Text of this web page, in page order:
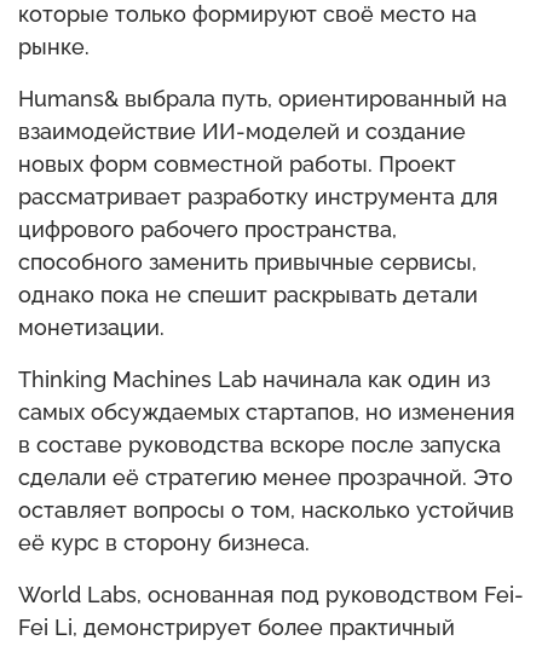
которые только формируют своё место на
рынке.
Humans& выбрала путь, ориентированный на
взаимодействие ИИ-моделей и создание
новых форм совместной работы. Проект
рассматривает разработку инструмента для
цифрового рабочего пространства,
способного заменить привычные сервисы,
однако пока не спешит раскрывать детали
монетизации.
Thinking Machines Lab начинала как один из
самых обсуждаемых стартапов, но изменения
в составе руководства вскоре после запуска
сделали её стратегию менее прозрачной. Это
оставляет вопросы о том, насколько устойчив
её курс в сторону бизнеса.
World Labs, основанная под руководством Fei-
Fei Li, демонстрирует более практичный